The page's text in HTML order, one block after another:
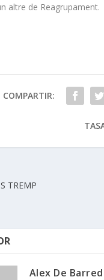
altre de Reagrupament.
COMPARTIR:
TREMP
Alex De